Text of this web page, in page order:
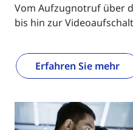
Vom Aufzugnotruf über
bis hin zur
Erfahren Sie mehr